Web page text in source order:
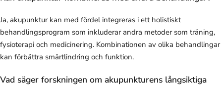
Ja, akupunktur kan med fördel integreras i ett holistiskt
behandlingsprogram som inkluderar andra metoder som träning,
fysioterapi och medicinering. Kombinationen av olika behandlingar
kan förbättra smärtlindring och funktion.
Vad säger forskningen om akupunkturens långsiktiga